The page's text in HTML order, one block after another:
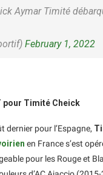
Aymar Timité
February 1, 2022
pour Timité Cheick
dernier pour l’Espagne,
en France s’est
pour les Rouge et